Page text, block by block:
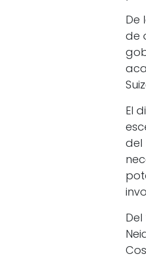
De
de
El
del